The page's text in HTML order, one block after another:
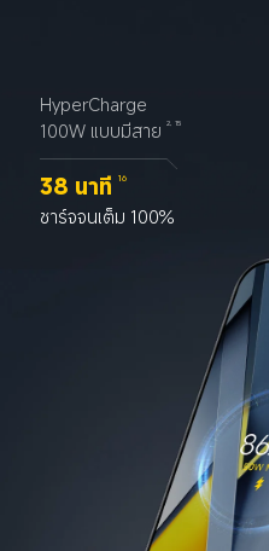
HyperCharge
100W แบบมีสาย
2, 15
38 นาที 16
ชาร์จจนเต็ม 100%